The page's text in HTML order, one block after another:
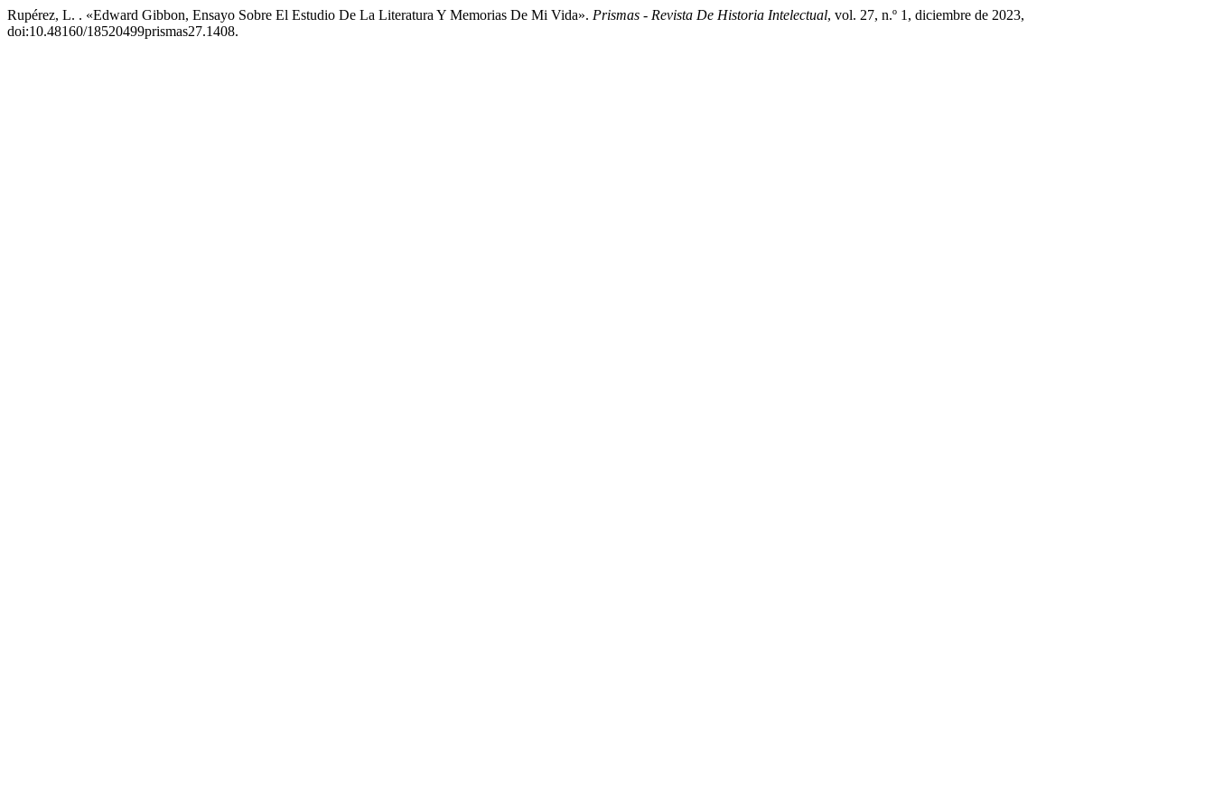
Rupérez, L. . «Edward Gibbon, Ensayo Sobre El Estudio De La Literatura Y Memorias De Mi Vida». Prismas - Revista De Historia Intelectual, vol. 27, n.º 1, diciembre de 2023,
doi:10.48160/18520499prismas27.1408.